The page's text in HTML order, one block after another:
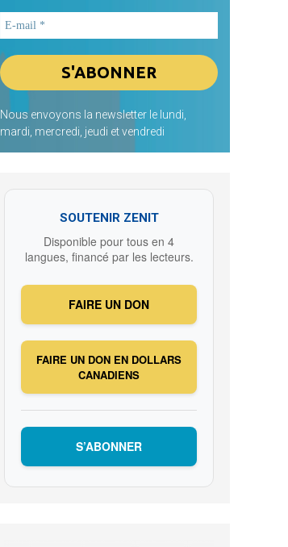
Nous envoyons la newsletter le lundi,
mardi, mercredi, jeudi et vendredi
SOUTENIR ZENIT
Disponible pour tous en 4
langues, financé par les lecteurs.
FAIRE UN DON
FAIRE UN DON EN DOLLARS
CANADIENS
S’ABONNER